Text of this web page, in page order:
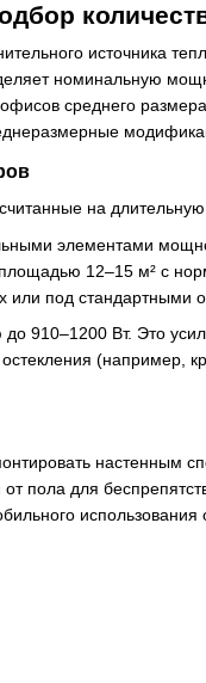
источника
номинальную
среднего
на
элементами
12–15 м² с
или под стандартными
910–1200 Вт. Это
(например,
настенным
пола для